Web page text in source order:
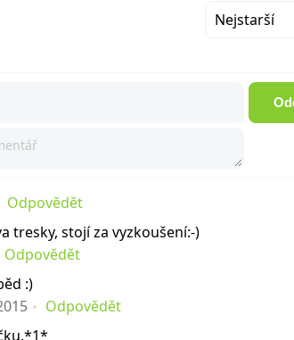
Nejstarší
Odpovědět
tresky, stojí za vyzkoušení:-)
Odpovědět
:)
Odpovědět